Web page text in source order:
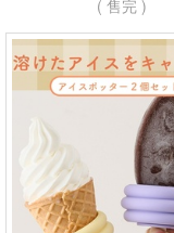
( 售完 )